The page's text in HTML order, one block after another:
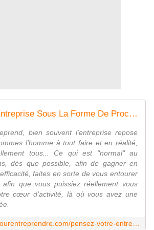
Pensez Votre Entreprise Sous La Forme De Processus Et De Systèmes | Des Mentors Pour Entreprendre - Pour Les Entrepreneurs Qui Veulent Marquer Leurs Différences
bien souvent l'entreprise repose
l'homme à tout faire et en réalité,
tous... Ce qui est "normal" au
dés que possible, afin de gagner en
faites en sorte de vous entourer
afin que vous puissiez réellement vous
cœur d'activité, là où vous avez une